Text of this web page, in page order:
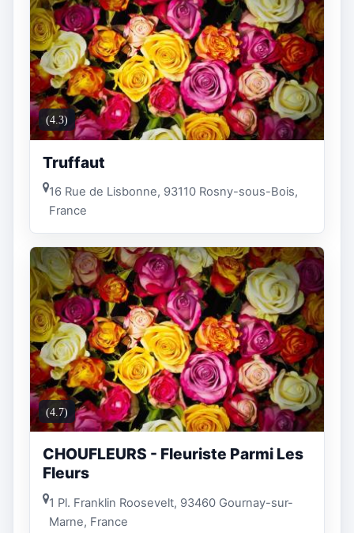
(4.3)
Truffaut
16 Rue de Lisbonne, 93110 Rosny-sous-Bois,
France
(4.7)
CHOUFLEURS - Fleuriste Parmi Les
Fleurs
1 Pl. Franklin Roosevelt, 93460 Gournay-sur-
Marne, France